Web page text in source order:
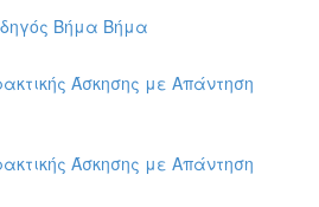
Βήμα Βήμα
Άσκησης με Απάντηση
Άσκησης με Απάντηση